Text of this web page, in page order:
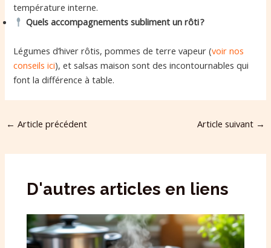
température interne.
Quels accompagnements subliment un rôti ?
Légumes d’hiver rôtis, pommes de terre vapeur (voir nos
conseils ici), et salsas maison sont des incontournables qui
font la différence à table.
← Article précédent Article suivant →
D'autres articles en liens